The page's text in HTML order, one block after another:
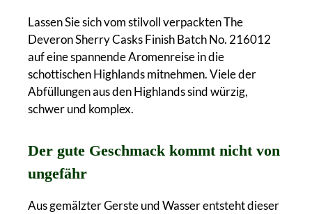
Lassen Sie sich vom stilvoll verpackten The
Deveron Sherry Casks Finish Batch No. 216012
auf eine spannende Aromenreise in die
schottischen Highlands mitnehmen. Viele der
Abfüllungen aus den Highlands sind würzig,
schwer und komplex.
Der gute Geschmack kommt nicht von
ungefähr
Aus gemälzter Gerste und Wasser entsteht dieser